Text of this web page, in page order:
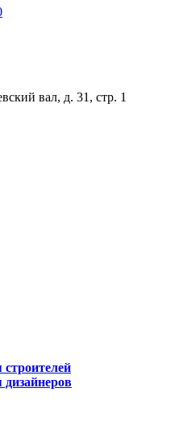
вал, д. 31, стр. 1
строителей
дизайнеров